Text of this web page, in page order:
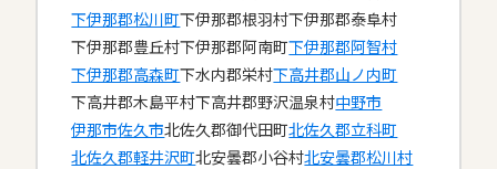
下伊那郡松川町下伊那郡根羽村下伊那郡泰阜村
下伊那郡豊丘村下伊那郡阿南町下伊那郡阿智村
下伊那郡高森町下水内郡栄村下高井郡山ノ内町
下高井郡木島平村下高井郡野沢温泉村中野市
伊那市佐久市北佐久郡御代田町北佐久郡立科町
北佐久郡軽井沢町北安曇郡小谷村北安曇郡松川村